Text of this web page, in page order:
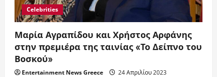
Βοσκού»
Celebrities
Μαρία Αγραπίδου και Χρήστος Αρφάνης
στην πρεμιέρα της ταινίας «Το Δείπνο του
Βοσκού»
Entertainment News Greece 24 Απριλίου 2023